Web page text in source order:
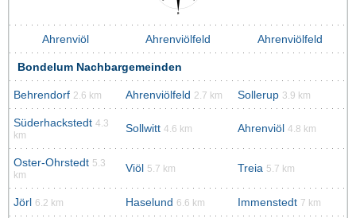
Ahrenviöl Ahrenviölfeld Ahrenviölfeld
Bondelum Nachbargemeinden
Behrendorf 2.6 km Ahrenviölfeld 2.7 km Sollerup 3.9 km
Süderhackstedt 4.3
km
Sollwitt 4.6 km Ahrenviöl 4.8 km
Oster-Ohrstedt 5.3
km
Viöl 5.7 km Treia 5.7 km
Jörl 6.2 km Haselund 6.6 km Immenstedt 7 km